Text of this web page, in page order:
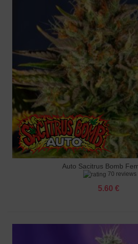
Auto Sacitrus Bomb
70 reviews
5.60 €